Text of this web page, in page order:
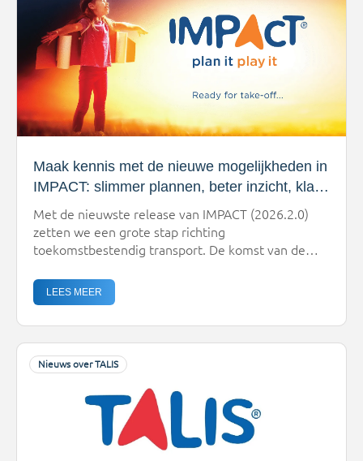
Maak kennis met de nieuwe mogelijkheden in
IMPACT: slimmer plannen, beter inzicht, klaar
voor de toekomst
Met de nieuwste release van IMPACT (2026.2.0)
zetten we een grote stap richting
toekomstbestendig transport. De komst van de
transparantie én flexibiliteit. Precies daarin helpt
deze update je verder.Wat betekent dit concreet
van transportDe transportwereld verandert snel.
[…]
LEES MEER
Nieuws over TALIS